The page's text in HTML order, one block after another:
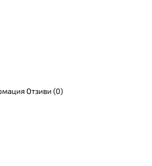
Отзиви (0)